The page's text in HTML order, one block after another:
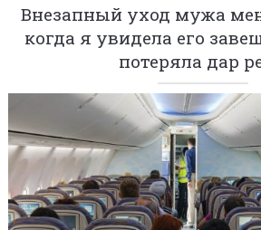
Внезапный уход мужа
когда я увидела его
потеряла дар